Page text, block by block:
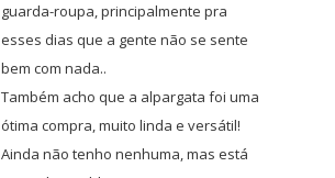
guarda-roupa, principalmente pra
esses dias que a gente não se sente
bem com nada..
Também acho que a alpargata foi uma
ótima compra, muito linda e versátil!
Ainda não tenho nenhuma, mas está